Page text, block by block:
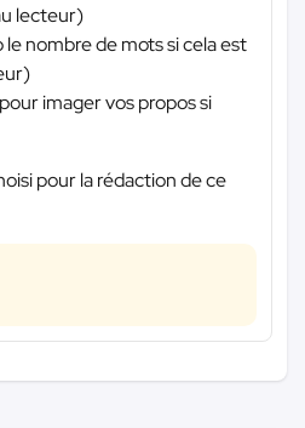
lecteur)
nombre de mots si cela est
imager vos propos si
pour la rédaction de ce